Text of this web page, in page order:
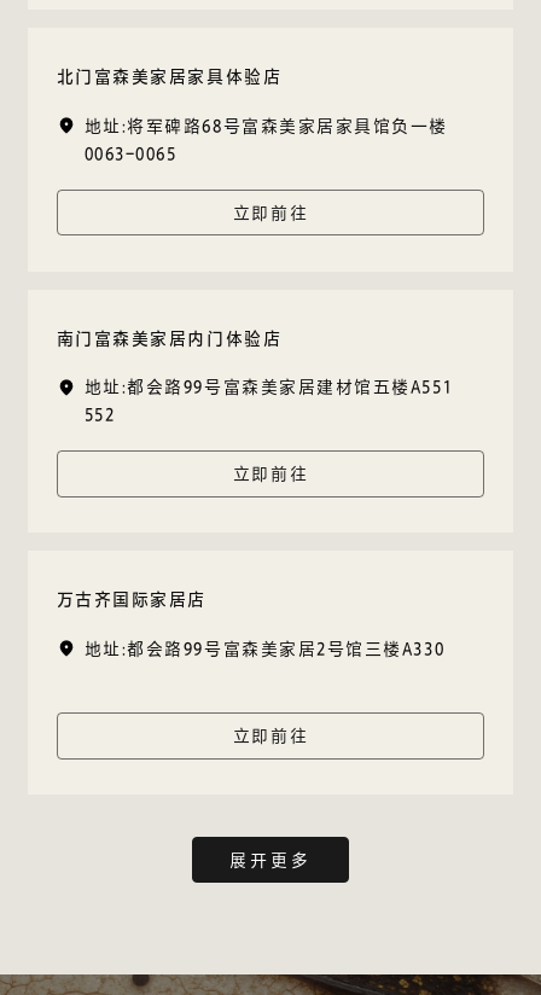
北门富森美家居家具体验店
地址:将军碑路68号富森美家居家具馆负一楼
0063-0065
立即前往
南门富森美家居内门体验店
地址:都会路99号富森美家居建材馆五楼A551
552
立即前往
万古齐国际家居店
地址:都会路99号富森美家居2号馆三楼A330
立即前往
展开更多